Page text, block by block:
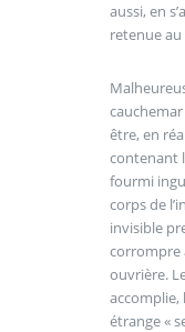
aussi, en
retenue
cauchemar
être, en
contenant
fourmi
corps de
invisible
corrompre
ouvrière.
étrange «